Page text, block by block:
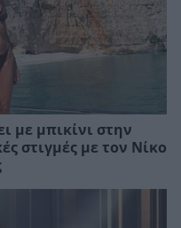
με μπικίνι στην
στιγμές με τον Νίκο